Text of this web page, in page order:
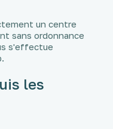
un centre
sans ordonnance
s'effectue
les